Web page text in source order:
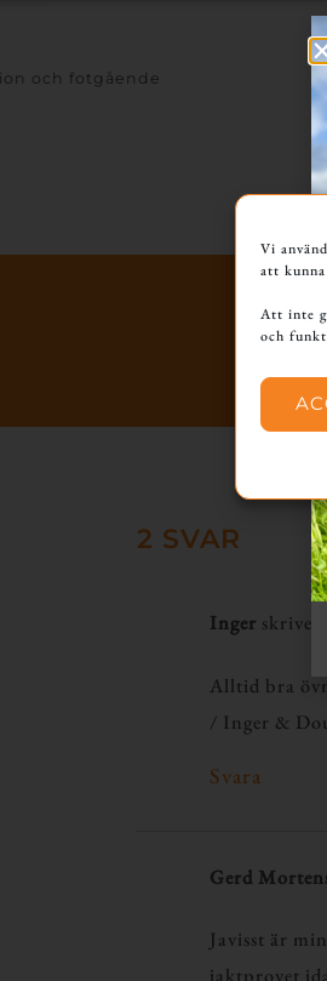
Vi
att
Att inte
och
och fotgående
2 SVAR
Inger skriver:
Alltid bra
/ Inger &
Svara
Gerd
Javisst är